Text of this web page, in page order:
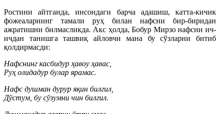
Ростини айтганда, инсондаги барча адашиш, катта-кичик
фожеаларнинг тамали руҳ билан нафсни бир-биридан
ажратишни билмасликда. Акс ҳолда, Бобур Мирзо нафсни ич-
ичдан танишга ташвиқ айловчи мана бу сўзларни битиб
қолдирмасди:
Нафснинг касбидур ҳавоу ҳавас,
Руҳ олидадур булар ярамас.
Нафс душман дурур яқин билгил,
Дўстум, бу сўзумни чин билгил.